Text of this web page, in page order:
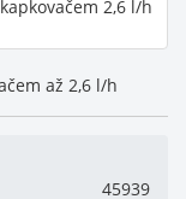
až 2,6 l/h
45939